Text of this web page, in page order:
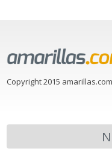
Copyright 2015